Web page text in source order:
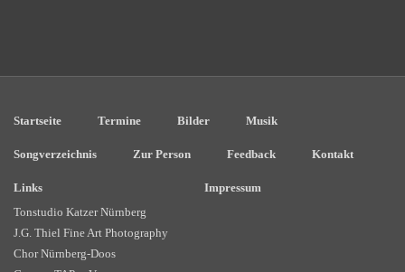
Startseite Termine Bilder Musik
Songverzeichnis Zur Person Feedback Kontakt
Links
Tonstudio Katzer Nürnberg
J.G. Thiel Fine Art Photography
Chor Nürnberg-Doos
Impressum